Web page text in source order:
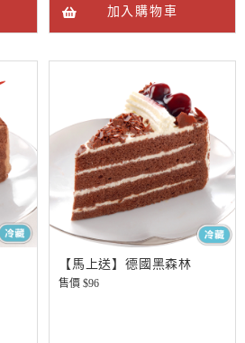
加入購物車
【馬上送】德國黑森林
售價 $96